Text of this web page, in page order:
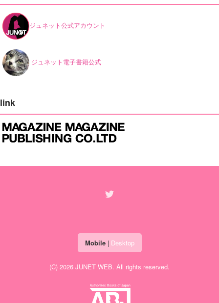
ジュネット公式アカウント
ジュネット電子書籍公式
link
Mobile| Desktop
(C) 2026 JUNET WEB. All rights reserved.